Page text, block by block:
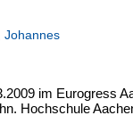
Johannes
im Eurogress
Hochschule